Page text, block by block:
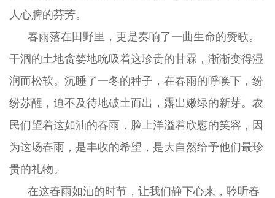
人心脾的芬芳。
春雨落在田野里，更是奏响了一曲生命的赞歌。
干涸的土地贪婪地吮吸着这珍贵的甘霖，渐渐变得湿
润而松软。沉睡了一冬的种子，在春雨的呼唤下，纷
纷苏醒，迫不及待地破土而出，露出嫩绿的新芽。农
民们望着这如油的春雨，脸上洋溢着欣慰的笑容，因
为这场春雨，是丰收的希望，是大自然给予他们最珍
贵的礼物。
在这春雨如油的时节，让我们静下心来，聆听春